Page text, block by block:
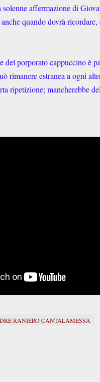
solenne affermazione di
quando dovrà
del porporato cappuccino è
rimanere estranea a ogni
ripetizione; mancherebbe
RANIERO CANTALAMESSA